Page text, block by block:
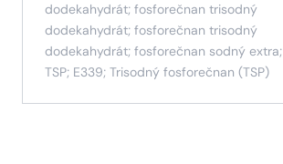
dodekahydrát; fosforečnan trisodný
dodekahydrát; fosforečnan trisodný
dodekahydrát; fosforečnan sodný extra;
TSP; E339; Trisodný fosforečnan (TSP)